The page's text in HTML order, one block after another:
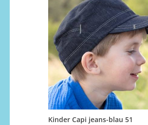
Kinder Capi jeans-blau 51